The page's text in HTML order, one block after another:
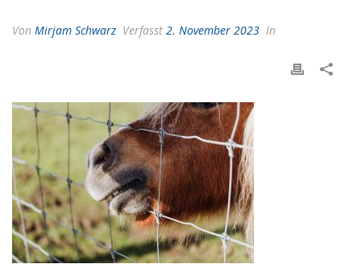
Von Mirjam Schwarz Verfasst 2. November 2023 In